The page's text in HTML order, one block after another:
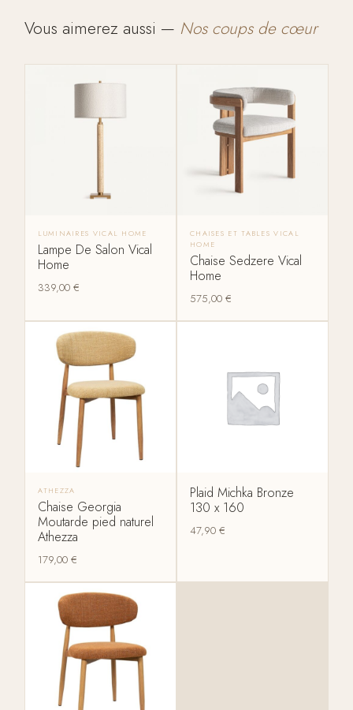
Vous aimerez aussi — Nos coups de cœur
LUMINAIRES VICAL HOME
Lampe De Salon Vical
Home
339,00€
CHAISES ET TABLES VICAL
HOME
Chaise Sedzere Vical
Home
575,00 €
ATHEZZA
Chaise Georgia
Moutarde pied naturel
Athezza
179,00€
Plaid Michka Bronze
130 x 160
47,90 €